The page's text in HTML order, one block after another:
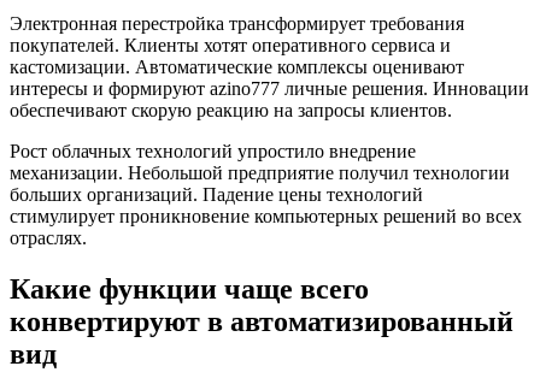
Электронная перестройка трансформирует требования
покупателей. Клиенты хотят оперативного сервиса и
кастомизации. Автоматические комплексы оценивают
интересы и формируют azino777 личные решения. Инновации
обеспечивают скорую реакцию на запросы клиентов.
Рост облачных технологий упростило внедрение
механизации. Небольшой предприятие получил технологии
больших организаций. Падение цены технологий
стимулирует проникновение компьютерных решений во всех
отраслях.
Какие функции чаще всего
конвертируют в автоматизированный
вид